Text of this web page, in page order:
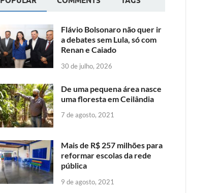
Flávio Bolsonaro não quer ir
a debates sem Lula, só com
Renan e Caiado
30 de julho, 2026
De uma pequena área nasce
uma floresta em Ceilândia
7 de agosto, 2021
Mais de R$ 257 milhões para
reformar escolas da rede
pública
9 de agosto, 2021